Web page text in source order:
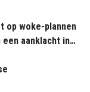
op woke-plannen
aanklacht in